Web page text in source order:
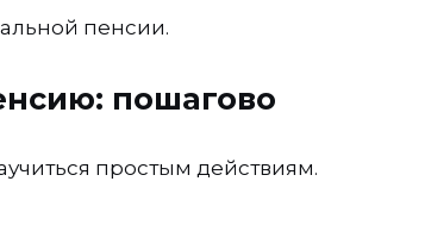
пенсии.
пошагово
простым действиям.